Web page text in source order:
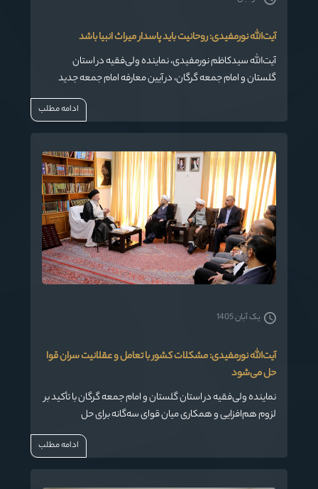
آیت‌الله نورمفیدی: روحانیت باید پاسدار میراث انبیا باشد
آیت‌الله سیدکاظم نورمفیدی، نماینده ولی‌فقیه در استان
گلستان و امام جمعه گرگان، در آیین معارفه امام جمعه جدید
شهر مزرعه کتول تأکید کرد: «روحانیت میراث‌دار اهل‌بیت(ع) و
پاسدار آرمان‌های انقلاب است و باید با رفتار، گفتار و منش خودادامه مطلب
آیت‌الله نورمفیدی: مشکلات کشور با تعامل و عقلانیت سران قوا
حل می‌شود
نماینده ولی‌فقیه در استان گلستان و امام جمعه گرگان با تأکید بر
لزوم هم‌افزایی و همکاری میان قوای سه‌گانه برای حل
چالش‌های کشور گفت: بسیاری از مشکلات موجود، نتیجه
نگاهی نادرست در مدیریت است و باید با تدبیر، تعامل و نگاه
یک آبان 1405
ادامه مطلب